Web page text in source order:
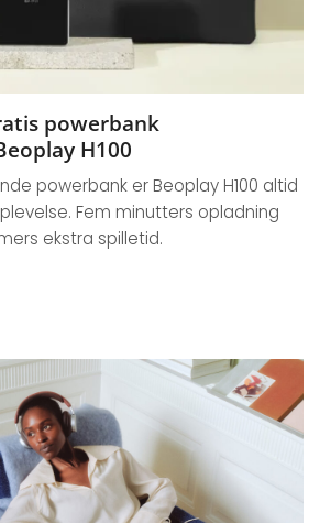
powerbank
H100
powerbank er Beoplay H100 altid
Fem minutters opladning
ekstra spilletid.